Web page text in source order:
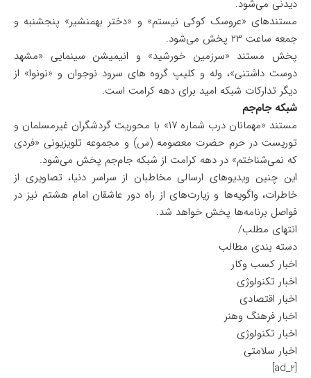
دیدنی می‌شود.
مستندهای «عروسک کوکی نیستم» و «دختر بهمنشیر» پنجشنبه و
جمعه ساعت ۲۳ پخش می‌شود.
پخش مستند «سرزمین خورشید» و انیمیشن سینمایی «مشهد
دوست داشتنی»، وله و کلیپ گروه های سرود نوجوان و «نونوا» از
دیگر تدارکات شبکه امید برای دهه کرامت است.
شبکه جام‌جم
مستند «مهمانان درب شماره ۱۷» با محوریت گردشگران غیرمسلمان و
توریست در حرم حضرت معصومه (س) و مجموعه تلویزیونی «فردی
که نمی‌شناختم» در دهه کرامت از شبکه جام‌جم پخش می‌شود.
این چنین ویدیوهای ارسالی مخاطبان از سراسر دنیا، تصاویری از
خاطرات، واگویه‌ها و زیارت‌های از راه دور عاشقان امام هشتم نیز در
فواصل برنامه‌ها پخش خواهد شد.
انتهای مطلب/
دسته بندی مطالب
اخبار کسب وکار
اخبار تکنولوژی
اخبار اقتصادی
اخبار فرهنگ وهنر
اخبار تکنولوژی
اخبار سلامتی
[ad_2]